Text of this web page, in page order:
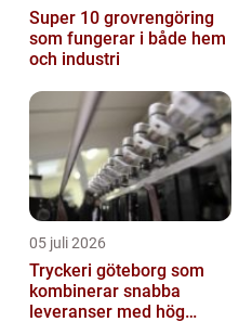
Super 10 grovrengöring
som fungerar i både hem
och industri
05 juli 2026
Tryckeri göteborg som
kombinerar snabba
leveranser med hög